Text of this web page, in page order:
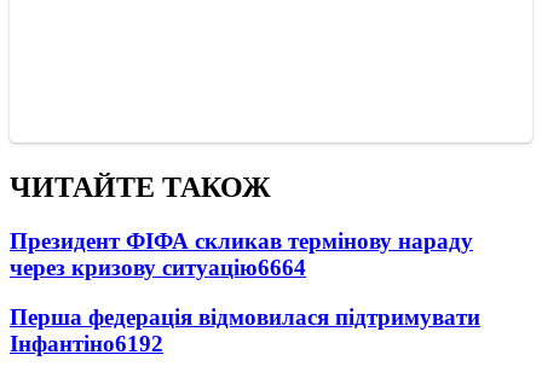
ЧИТАЙТЕ ТАКОЖ
Президент ФІФА скликав термінову нараду
через кризову ситуацію6664
Перша федерація відмовилася підтримувати
Інфантіно6192